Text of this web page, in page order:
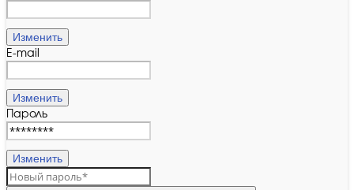
Изменить
E-mail
Изменить
Пароль
Изменить